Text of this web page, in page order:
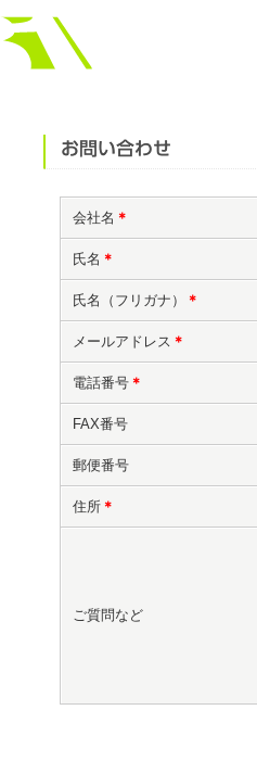
会社名 ＊
氏名 ＊
氏名（フリガナ） ＊
メールアドレス ＊
電話番号 ＊
FAX番号
郵便番号
住所 ＊
ご質問など